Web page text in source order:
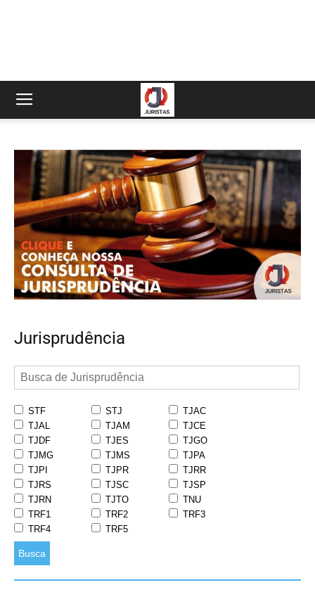
Jurisprudência
STF STJ
TJAC
TJAL
TJAM
TJCE
TJDF
TJES
TJGO
TJMG
TJMS
TJPA
TJPI
TJPR
TJRR
TJRS
TJSC
TJSP
TJRN
TJTO
TNU
TRF1
TRF2
TRF3
TRF4
TRF5
Busca